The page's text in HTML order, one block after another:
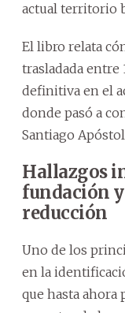
actual territorio
El libro relata
trasladada entre
definitiva en el
donde pasó a
Santiago
Hallazgos
fundación
reducción
Uno de los
en la
que hasta ahora